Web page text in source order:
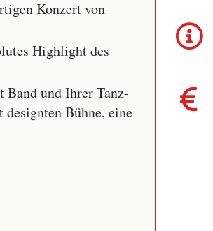
Konzert von
Highlight des
Band und Ihrer Tanz-
Bühne, eine